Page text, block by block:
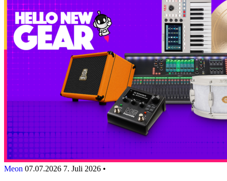
Meon 07.07.2026 7. Juli 2026 •